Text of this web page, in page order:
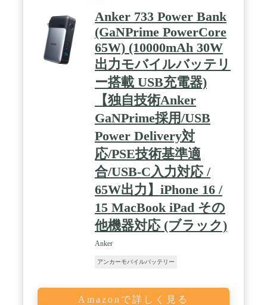
Anker 733 Power Bank
(GaNPrime PowerCore
65W) (10000mAh 30W
出力モバイルバッテリ
ー搭載 USB充電器)
【独自技術Anker
GaNPrime採用/USB
Power Delivery対
応/PSE技術基準適
合/USB-C入力対応 /
65W出力】iPhone 16 /
15 MacBook iPad その
他機器対応 (ブラック)
Anker
アンカーモバイルバッテリー
Amazonで詳しく見る